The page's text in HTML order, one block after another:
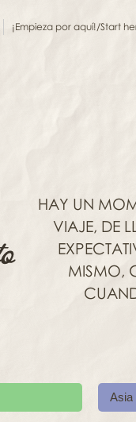
¡Empieza por aquí!/Start
HAY UN
VIAJE, DE
MISMO,
Asia